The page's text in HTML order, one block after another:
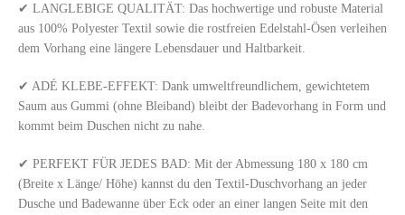
✔ LANGLEBIGE QUALITÄT: Das hochwertige und robuste Material
aus 100% Polyester Textil sowie die rostfreien Edelstahl-Ösen verleihen
dem Vorhang eine längere Lebensdauer und Haltbarkeit.
✔ ADÉ KLEBE-EFFEKT: Dank umweltfreundlichem, gewichtetem
Saum aus Gummi (ohne Bleiband) bleibt der Badevorhang in Form und
kommt beim Duschen nicht zu nahe.
✔ PERFEKT FÜR JEDES BAD: Mit der Abmessung 180 x 180 cm
(Breite x Länge/ Höhe) kannst du den Textil-Duschvorhang an jeder
Dusche und Badewanne über Eck oder an einer langen Seite mit den